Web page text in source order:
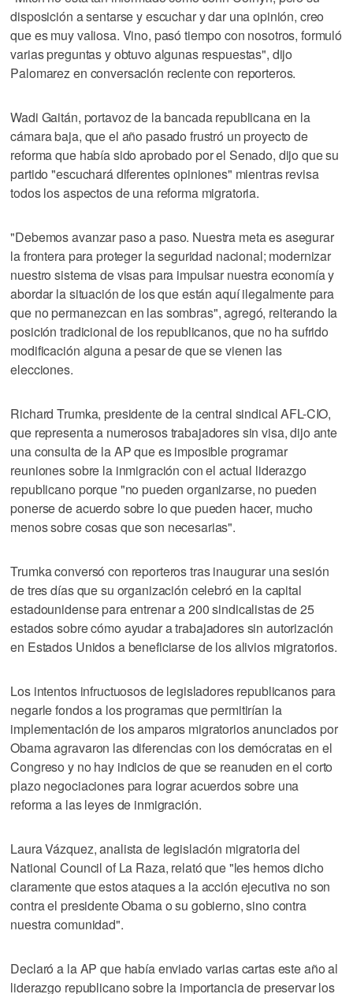
disposición a sentarse y escuchar y dar una opinión, creo
que es muy valiosa. Vino, pasó tiempo con nosotros, formuló
varias preguntas y obtuvo algunas respuestas", dijo
Palomarez en conversación reciente con reporteros.
Wadi Gaitán, portavoz de la bancada republicana en la
cámara baja, que el año pasado frustró un proyecto de
reforma que había sido aprobado por el Senado, dijo que su
partido "escuchará diferentes opiniones" mientras revisa
todos los aspectos de una reforma migratoria.
"Debemos avanzar paso a paso. Nuestra meta es asegurar
la frontera para proteger la seguridad nacional; modernizar
nuestro sistema de visas para impulsar nuestra economía y
abordar la situación de los que están aquí ilegalmente para
que no permanezcan en las sombras", agregó, reiterando la
posición tradicional de los republicanos, que no ha sufrido
modificación alguna a pesar de que se vienen las
elecciones.
Richard Trumka, presidente de la central sindical AFL-CIO,
que representa a numerosos trabajadores sin visa, dijo ante
una consulta de la AP que es imposible programar
reuniones sobre la inmigración con el actual liderazgo
republicano porque "no pueden organizarse, no pueden
ponerse de acuerdo sobre lo que pueden hacer, mucho
menos sobre cosas que son necesarias".
Trumka conversó con reporteros tras inaugurar una sesión
de tres días que su organización celebró en la capital
estadounidense para entrenar a 200 sindicalistas de 25
estados sobre cómo ayudar a trabajadores sin autorización
en Estados Unidos a beneficiarse de los alivios migratorios.
Los intentos infructuosos de legisladores republicanos para
negarle fondos a los programas que permitirían la
implementación de los amparos migratorios anunciados por
Obama agravaron las diferencias con los demócratas en el
Congreso y no hay indicios de que se reanuden en el corto
plazo negociaciones para lograr acuerdos sobre una
reforma a las leyes de inmigración.
Laura Vázquez, analista de legislación migratoria del
National Council of La Raza, relató que "les hemos dicho
claramente que estos ataques a la acción ejecutiva no son
contra el presidente Obama o su gobierno, sino contra
nuestra comunidad".
Declaró a la AP que había enviado varias cartas este año al
liderazgo republicano sobre la importancia de preservar los